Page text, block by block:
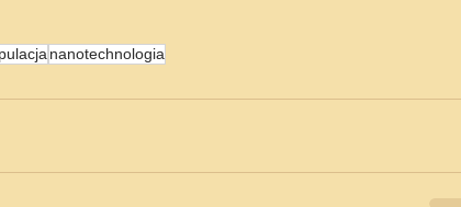
nanotechnologia